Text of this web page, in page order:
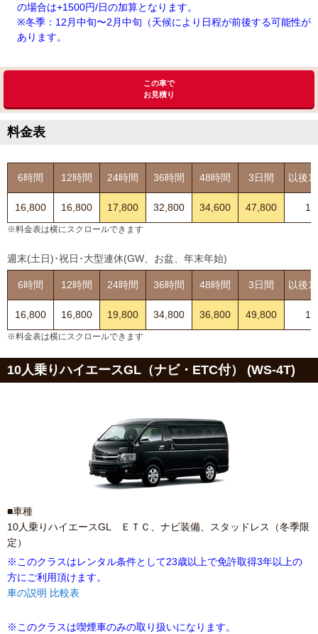
の場合は+1500円/日の加算となります。
※冬季：12月中旬〜2月中旬（天候により日程が前後する可能性が
あります。
この車で
お見積り
料金表
6時間 12時間 24時間 36時間 48時間 3日間 以後1
16,800 16,800 17,800 32,800 34,600 47,800
※料金表は横にスクロールできます
週末(土日)･祝日･大型連休(GW、お盆、年末年始)
6時間 12時間 24時間 36時間 48時間 3日間 以後1
16,800 16,800 19,800 34,800 36,800 49,800
※料金表は横にスクロールできます
10人乗りハイエースGL（ナビ・ETC付） (WS-4T)
■車種
10人乗りハイエースGL ＥＴＣ、ナビ装備、スタッドレス（冬季限
定）
※このクラスはレンタル条件として23歳以上で免許取得3年以上の
方にご利用頂けます。
車の説明 比較表
※このクラスは喫煙車のみの取り扱いになります。